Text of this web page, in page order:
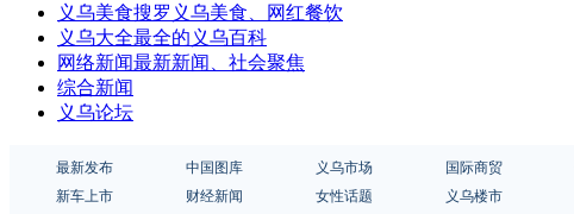
义乌美食搜罗义乌美食、网红餐饮
义乌大全最全的义乌百科
网络新闻最新新闻、社会聚焦
综合新闻
义乌论坛
最新发布 中国图库 义乌市场 国际商贸
新车上市
财经新闻 女性话题 义乌楼市